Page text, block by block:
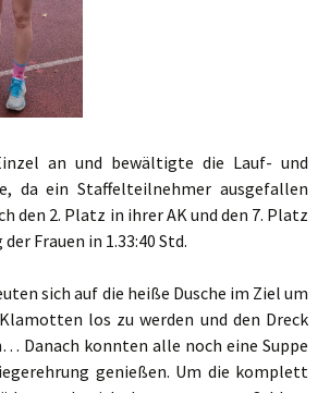
an und bewältigte die Lauf- und
da ein Staffelteilnehmer ausgefallen
den 2. Platz in ihrer AK und den 7. Platz
Frauen in 1.33:40 Std.
sich auf die heiße Dusche im Ziel um
los zu werden und den Dreck
Danach konnten alle noch eine Suppe
genießen. Um die komplett